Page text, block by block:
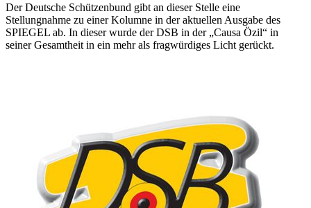
Der Deutsche Schützenbund gibt an dieser Stelle eine
Stellungnahme zu einer Kolumne in der aktuellen Ausgabe des
SPIEGEL ab. In dieser wurde der DSB in der „Causa Özil“ in
seiner Gesamtheit in ein mehr als fragwürdiges Licht gerückt.